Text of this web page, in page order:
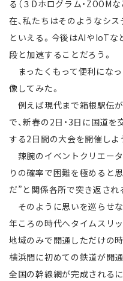
る（３Dホログラム・ZOOM
在、私たちはそのようなシ
といえる。今後はAIやIoTな
段と加速することだろう。
まったくもって便利にな
像してみた。
例えば現代まで箱根駅伝
で、新春の2日・3日に国道
する2日間の大会を開催しよ
辣腕のイベントクリエー
りの確率で困難を極めると
だ”と関係各所で突き返され
そのように思いを巡らせ
年ころの時代へタイムスリ
地域のみで開通しただけの
横浜間に初めての鉄道が開
全国の幹線網が完成される